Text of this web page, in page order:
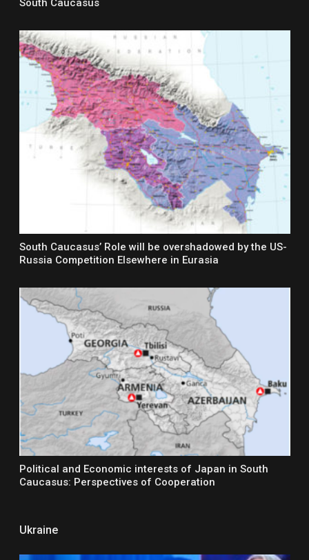
South Caucasus
South Caucasus’ Role will be overshadowed by the US-
Russia Competition Elsewhere in Eurasia
Political and Economic interests of Japan in South
Caucasus: Perspectives of Cooperation
Ukraine